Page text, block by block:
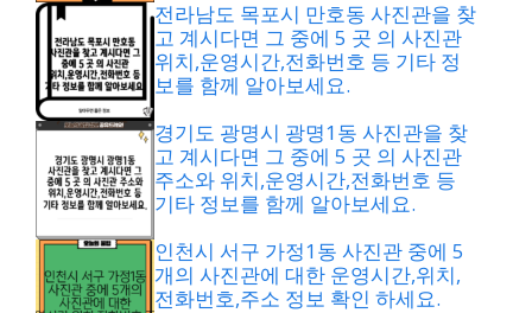
전라남도 목포시 만호동 사진관을 찾
고 계시다면 그 중에 5 곳 의 사진관
위치,운영시간,전화번호 등 기타 정
보를 함께 알아보세요.
경기도 광명시 광명1동 사진관을 찾
고 계시다면 그 중에 5 곳 의 사진관
주소와 위치,운영시간,전화번호 등
기타 정보를 함께 알아보세요.
인천시 서구 가정1동 사진관 중에 5
개의 사진관에 대한 운영시간,위치,
전화번호,주소 정보 확인 하세요.